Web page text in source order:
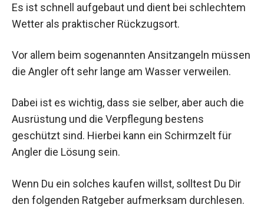
Es ist schnell aufgebaut und dient bei schlechtem
Wetter als praktischer Rückzugsort.
Vor allem beim sogenannten Ansitzangeln müssen
die Angler oft sehr lange am Wasser verweilen.
Dabei ist es wichtig, dass sie selber, aber auch die
Ausrüstung und die Verpflegung bestens
geschützt sind. Hierbei kann ein Schirmzelt für
Angler die Lösung sein.
Wenn Du ein solches kaufen willst, solltest Du Dir
den folgenden Ratgeber aufmerksam durchlesen.